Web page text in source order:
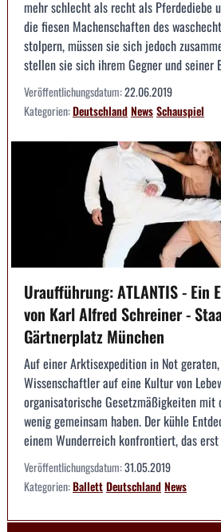
mehr schlecht als recht als Pferdediebe
die fiesen Machenschaften des
stolpern, müssen sie sich jedoch
stellen sie sich ihrem Gegner und seiner
Veröffentlichungsdatum:22.06.2019
Kategorien:DeutschlandNewsSchauspiel
Uraufführung: ATLANTIS - Ein
von Karl Alfred Schreiner -
Gärtnerplatz München
Auf einer Arktisexpedition in Not
Wissenschaftler auf eine Kultur von
organisatorische Gesetzmäßigkeiten mit
wenig gemeinsam haben. Der kühle
einem Wunderreich konfrontiert, das erst
Veröffentlichungsdatum:31.05.2019
Kategorien:BallettDeutschlandNews